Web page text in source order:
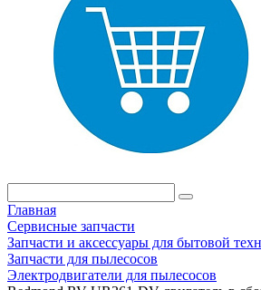
Главная
Сервисные запчасти
Запчасти и аксессуары для бытовой
Запчасти для пылесосов
Электродвигатели для пылесосов